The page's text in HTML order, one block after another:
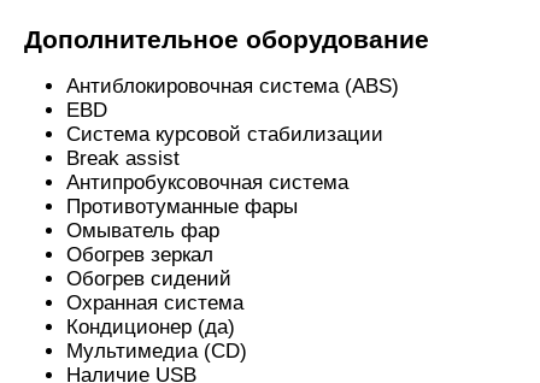
Дополнительное оборудование
Антиблокировочная система (ABS)
EBD
Система курсовой стабилизации
Break assist
Антипробуксовочная система
Противотуманные фары
Омыватель фар
Обогрев зеркал
Обогрев сидений
Охранная система
Кондиционер (да)
Мультимедиа (CD)
Наличие USB